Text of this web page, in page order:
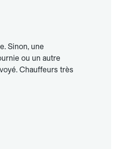
Sinon, une
ou un autre
Chauffeurs très